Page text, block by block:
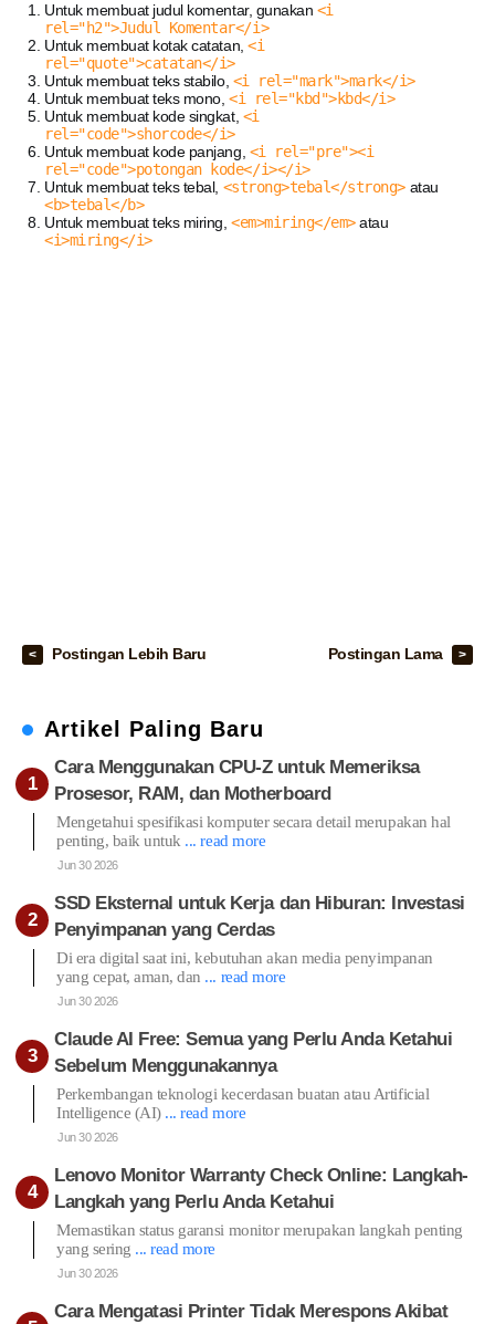
Untuk membuat judul komentar, gunakan <i
rel="h2">Judul Komentar</i>
Untuk membuat kotak catatan,<i
rel="quote">catatan</i>
Untuk membuat teks stabilo, <i rel="mark">mark</i>
Untuk membuat teks mono, <i rel="kbd">kbd</i>
Untuk membuat kode singkat, <i
rel="code">shorcode</i>
Untuk membuat kode panjang, <i rel="pre"><i
rel="code">potongan kode</i></i>
Untuk membuat teks tebal, <strong>tebal</strong>atau
<b>tebal</b>
Untuk membuat teks miring,<em>miring</em>atau
<i>miring</i>
Postingan Lebih Baru Postingan Lama
Artikel Paling Baru
Cara Menggunakan CPU-Z untuk Memeriksa
Prosesor, RAM, dan Motherboard
Mengetahui spesifikasi komputer secara detail merupakan hal
penting, baik untuk ... read more
Jun 30 2026
SSD Eksternal untuk Kerja dan Hiburan: Investasi
Penyimpanan yang Cerdas
Di era digital saat ini, kebutuhan akan media penyimpanan
yang cepat, aman, dan ... read more
Jun 30 2026
Claude AI Free: Semua yang Perlu Anda Ketahui
Sebelum Menggunakannya
Perkembangan teknologi kecerdasan buatan atau Artificial
Intelligence (AI) ... read more
Jun 30 2026
Lenovo Monitor Warranty Check Online: Langkah-
Langkah yang Perlu Anda Ketahui
Memastikan status garansi monitor merupakan langkah penting
yang sering ... read more
Jun 30 2026
Cara Mengatasi Printer Tidak Merespons Akibat